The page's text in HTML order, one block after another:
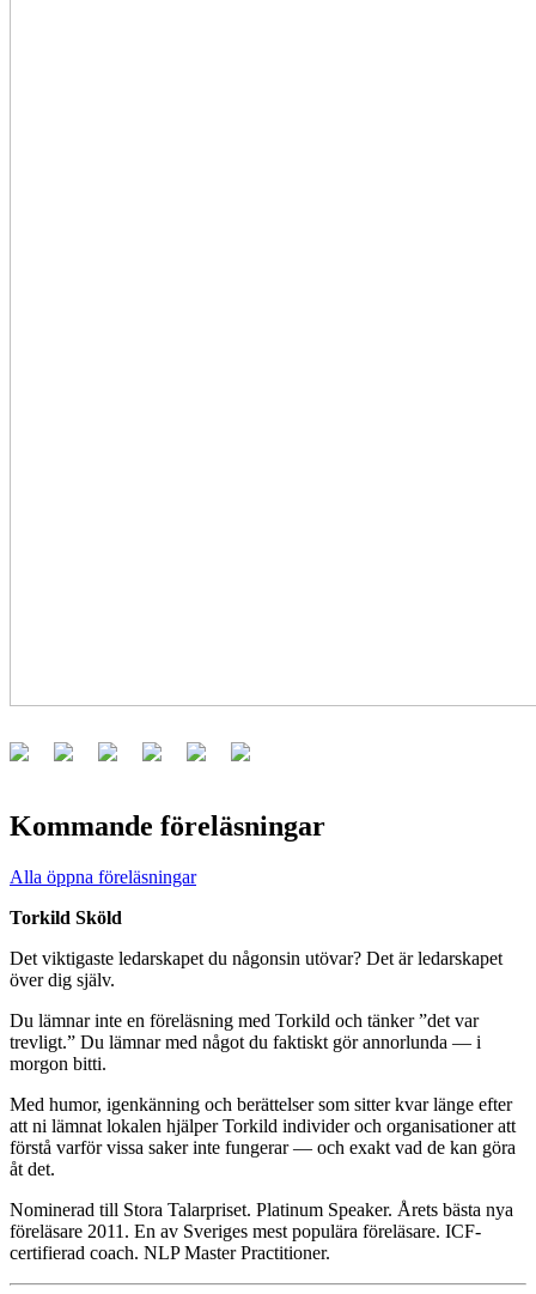
Kommande föreläsningar
Alla öppna föreläsningar
Torkild Sköld
Det viktigaste ledarskapet du någonsin utövar? Det är ledarskapet
över dig själv.
Du lämnar inte en föreläsning med Torkild och tänker ”det var
trevligt.” Du lämnar med något du faktiskt gör annorlunda — i
morgon bitti.
Med humor, igenkänning och berättelser som sitter kvar länge efter
att ni lämnat lokalen hjälper Torkild individer och organisationer att
förstå varför vissa saker inte fungerar — och exakt vad de kan göra
åt det.
Nominerad till Stora Talarpriset. Platinum Speaker. Årets bästa nya
föreläsare 2011. En av Sveriges mest populära föreläsare. ICF-
certifierad coach. NLP Master Practitioner.